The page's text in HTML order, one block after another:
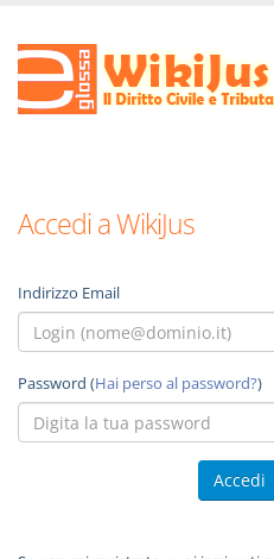
Accedi a WikiJus
Indirizzo Email
Password (Hai perso al password?)